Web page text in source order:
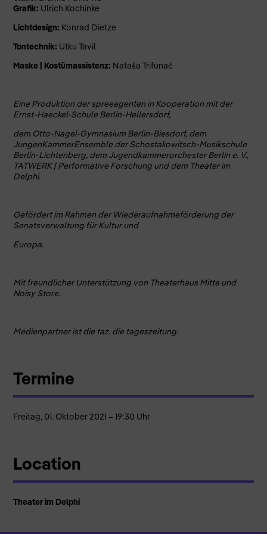
Grafik: Ulrich Kochinke
Lichtdesign: Konrad Dietze
Tontechnik: Utku Tavil
Maske | Kostümassistenz: Nataša Trifunać
Eine Produktion der spreeagenten in Kooperation mit der
Ernst-Haeckel-Schule Berlin-Hellersdorf,
dem Otto-Nagel-Gymnasium Berlin-Biesdorf, dem
JungenKammerEnsemble der Schostakowitsch-Musikschule
Berlin-Lichtenberg, dem Jugendkammerorchester Berlin e. V.,
TATWERK | Performative Forschung und dem Theater im
Delphi.
Gefördert im Rahmen der Wiederaufnahmeförderung der
Senatsverwaltung für Kultur und
Europa.
Mit freundlicher Unterstützung von Theaterhaus Mitte und
Noisy Store.
Medienpartner ist die taz. die tageszeitung.
Termine
Freitag, 01. Oktober 2021 – 19:30 Uhr
Location
Theater im Delphi